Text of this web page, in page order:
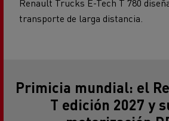
transporte de larga distancia.
T edición 2027 y
motorización